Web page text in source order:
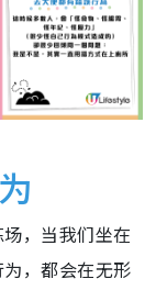
，当我们坐在
，都会在无形